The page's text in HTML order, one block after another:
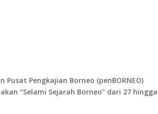
Pusat Pengkajian Borneo (penBORNEO)
“Selami Sejarah Borneo” dari 27